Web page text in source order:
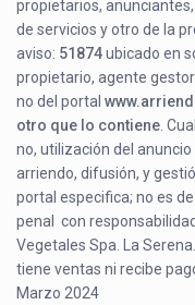
propietarios,
de servicios y otro de la
aviso: 51874ubicado en
propietario, agente
no del portal
otro que lo contiene .
no, utilización del
arriendo, difusión, y
portal especifica; no es
penal con
Vegetales Spa. La
tiene ventas ni recibe
Marzo 2024